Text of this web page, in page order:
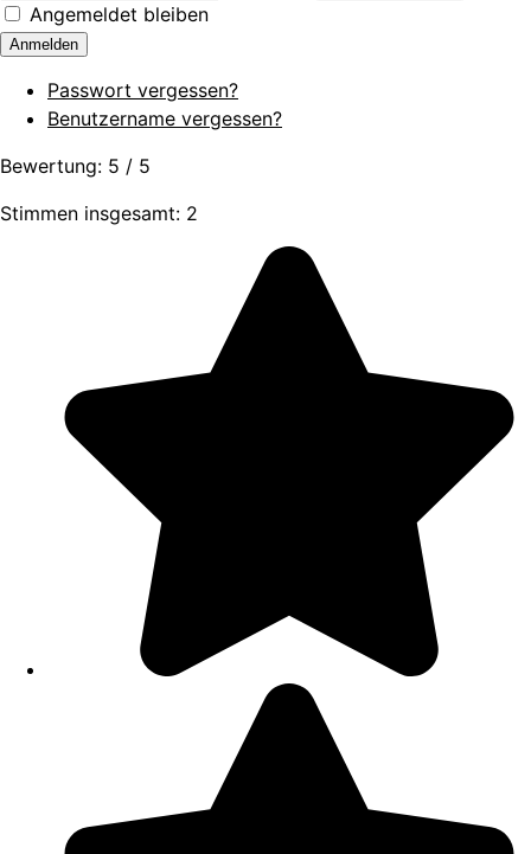
Angemeldet bleiben
Anmelden
Passwort vergessen?
Benutzername vergessen?
Bewertung: 5 / 5
Stimmen insgesamt: 2